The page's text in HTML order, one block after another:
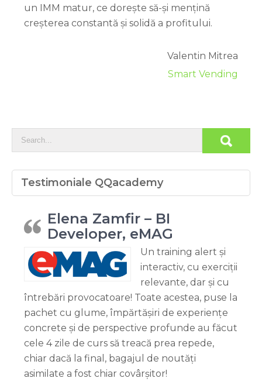
un IMM matur, ce dorește să-și mențină
creșterea constantă și solidă a profitului.
Valentin Mitrea
Smart Vending
Testimoniale QQacademy
Elena Zamfir – BI
Developer, eMAG
Un training alert și
interactiv, cu exerciții
relevante, dar și cu
întrebări provocatoare! Toate acestea, puse la
pachet cu glume, împărtășiri de experiențe
concrete și de perspective profunde au făcut
cele 4 zile de curs să treacă prea repede,
chiar dacă la final, bagajul de noutăți
asimilate a fost chiar covârșitor!